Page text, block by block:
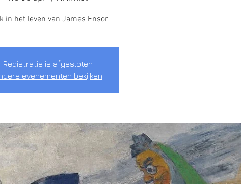
in het leven van James Ensor
Registratie is afgesloten
evenementen bekijken